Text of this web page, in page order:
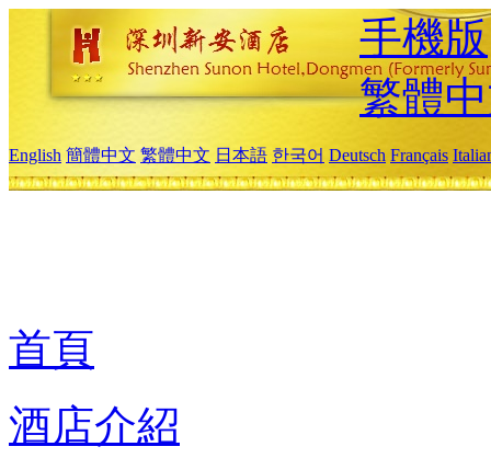
手機版
繁體
English 簡體中文 繁體中文 日本語 한국어 Deutsch Français
首頁
酒店介紹